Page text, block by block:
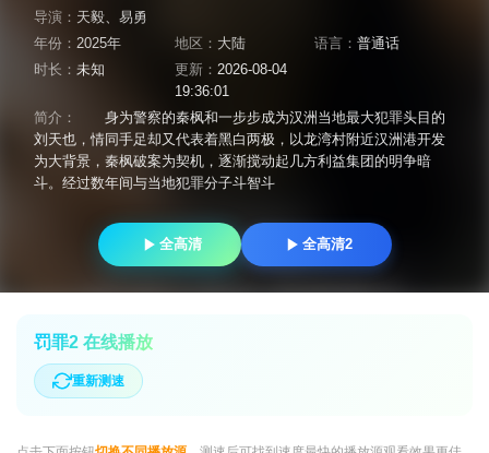
导演： 天毅、 易勇
年份： 2025年 地区： 大陆 语言：普通话
时长： 未知 更新： 2026-08-04
19:36:01
简介：
身为警察的秦枫和一步步成为汉洲当地最大犯罪头目的
刘天也，情同手足却又代表着黑白两极，以龙湾村附近汉洲港开发
为大背景，秦枫破案为契机，逐渐搅动起几方利益集团的明争暗
斗。经过数年间与当地犯罪分子斗智斗
全高清 全高清2
罚罪2 在线播放
重新测速